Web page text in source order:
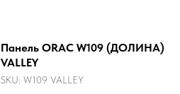
Панель ORAC W109 (ДОЛИНА)
VALLEY
SKU: W109 VALLEY